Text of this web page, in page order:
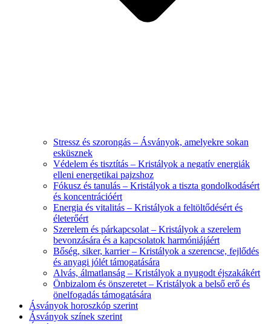
Stressz és szorongás – Ásványok, amelyekre sokan
esküsznek
Védelem és tisztítás – Kristályok a negatív energiák
elleni energetikai pajzshoz
Fókusz és tanulás – Kristályok a tiszta gondolkodásért
és koncentrációért
Energia és vitalitás – Kristályok a feltöltődésért és
életerőért
Szerelem és párkapcsolat – Kristályok a szerelem
bevonzására és a kapcsolatok harmóniájáért
Bőség, siker, karrier – Kristályok a szerencse, fejlődés
és anyagi jólét támogatására
Alvás, álmatlanság – Kristályok a nyugodt éjszakákért
Önbizalom és önszeretet – Kristályok a belső erő és
önelfogadás támogatására
Ásványok horoszkóp szerint
Ásványok színek szerint